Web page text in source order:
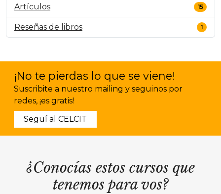
Artículos 15
Reseñas de libros 1
¡No te pierdas lo que se viene!
Suscribite a nuestro mailing y seguinos por
redes, ¡es gratis!
Seguí al CELCIT
¿Conocías estos cursos que
tenemos para vos?